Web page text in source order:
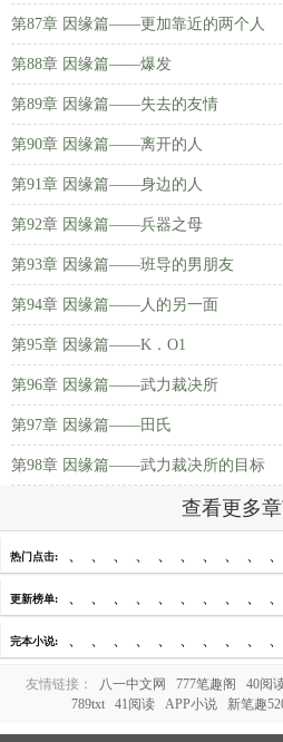
第87章 因缘篇——更加靠近的两个人
第88章 因缘篇——爆发
第89章 因缘篇——失去的友情
第90章 因缘篇——离开的人
第91章 因缘篇——身边的人
第92章 因缘篇——兵器之母
第93章 因缘篇——班导的男朋友
第94章 因缘篇——人的另一面
第95章 因缘篇——K．O1
第96章 因缘篇——武力裁决所
第97章 因缘篇——田氏
第98章 因缘篇——武力裁决所的目标
查看更多
热门点击: 、 、 、 、 、 、 、 、 、 、
更新榜单: 、 、 、 、 、 、 、 、 、 、
完本小说: 、 、 、 、 、 、 、 、 、 、
友情链接： 八一中文网 777笔趣阁 40阅
789txt
41阅读 APP小说 新笔趣